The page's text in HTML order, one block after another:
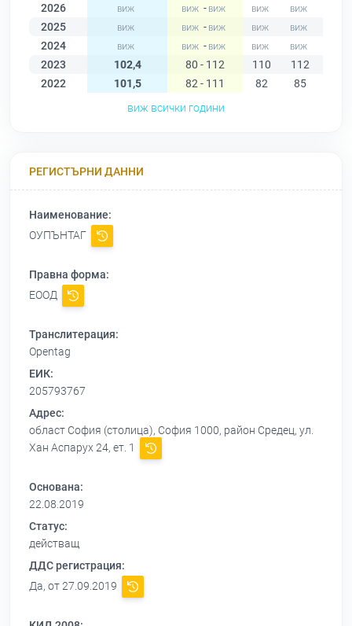
2026
-
2025
-
2024
-
2023
102,4 80 - 112 110 112
2022
101,5 82 - 111 82 85
виж всички години
РЕГИСТЪРНИ ДАННИ
Наименование:
ОУПЪНТАГ
Правна форма:
ЕООД
Транслитерация:
Opentag
ЕИК:
205793767
Адрес:
област София (столица), София 1000, район Средец, ул.
Хан Аспарух 24, ет. 1
Основана:
22.08.2019
Статус:
действащ
ДДС регистрация:
Да, от 27.09.2019